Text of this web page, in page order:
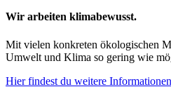
Wir arbeiten klimabewusst.
Mit vielen konkreten ökologischen
Umwelt und Klima so gering wie
Hier findest du weitere